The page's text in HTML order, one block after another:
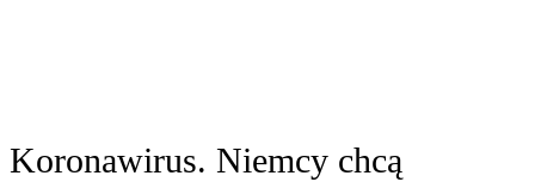
Koronawirus. Niemcy chcą